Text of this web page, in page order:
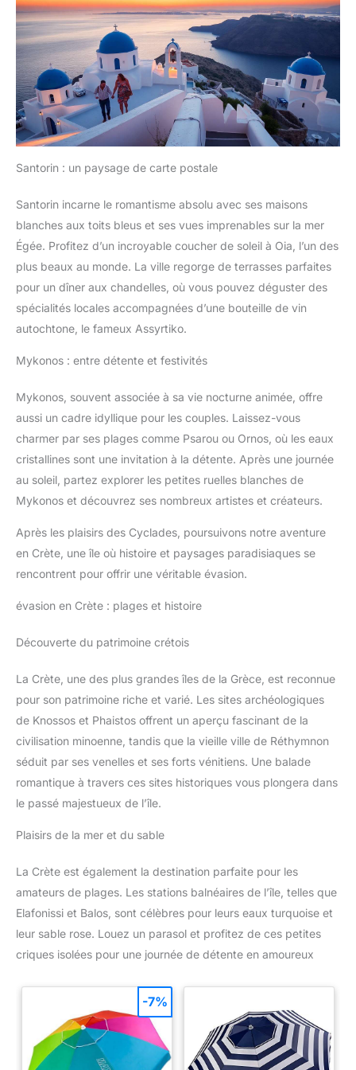
Santorin : un paysage de carte postale
Santorin incarne le romantisme absolu avec ses maisons
blanches aux toits bleus et ses vues imprenables sur la mer
Égée. Profitez d’un incroyable coucher de soleil à Oia, l’un des
plus beaux au monde. La ville regorge de terrasses parfaites
pour un dîner aux chandelles, où vous pouvez déguster des
spécialités locales accompagnées d’une bouteille de vin
autochtone, le fameux Assyrtiko.
Mykonos : entre détente et festivités
Mykonos, souvent associée à sa vie nocturne animée, offre
aussi un cadre idyllique pour les couples. Laissez-vous
charmer par ses plages comme Psarou ou Ornos, où les eaux
cristallines sont une invitation à la détente. Après une journée
au soleil, partez explorer les petites ruelles blanches de
Mykonos et découvrez ses nombreux artistes et créateurs.
Après les plaisirs des Cyclades, poursuivons notre aventure
en Crète, une île où histoire et paysages paradisiaques se
rencontrent pour offrir une véritable évasion.
évasion en Crète : plages et histoire
Découverte du patrimoine crétois
La Crète, une des plus grandes îles de la Grèce, est reconnue
pour son patrimoine riche et varié. Les sites archéologiques
de Knossos et Phaistos offrent un aperçu fascinant de la
civilisation minoenne, tandis que la vieille ville de Réthymnon
séduit par ses venelles et ses forts vénitiens. Une balade
romantique à travers ces sites historiques vous plongera dans
le passé majestueux de l’île.
Plaisirs de la mer et du sable
La Crète est également la destination parfaite pour les
amateurs de plages. Les stations balnéaires de l’île, telles que
Elafonissi et Balos, sont célèbres pour leurs eaux turquoise et
leur sable rose. Louez un parasol et profitez de ces petites
criques isolées pour une journée de détente en amoureux
-7%